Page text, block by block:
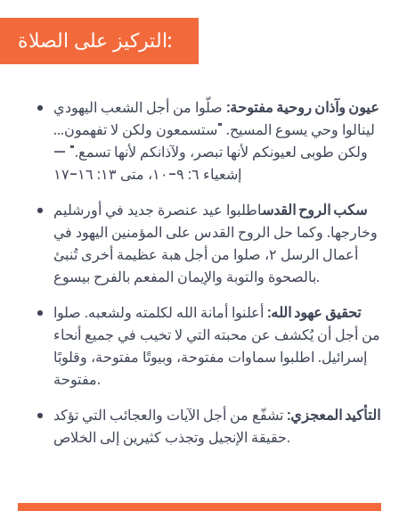
التركيز على الصلاة:
عيون وآذان روحية مفتوحة: صلّوا من أجل الشعب اليهودي
لينالوا وحي يسوع المسيح. "ستسمعون ولكن لا تفهمون...
ولكن طوبى لعيونكم لأنها تبصر، ولآذانكم لأنها تسمع." —
إشعياء ٦: ٩-١٠، متى ١٣: ١٦-١٧
سكب الروح القدساطلبوا عيد عنصرة جديد في أورشليم
وخارجها. وكما حل الروح القدس على المؤمنين اليهود في
أعمال الرسل ٢، صلوا من أجل هبة عظيمة أخرى تُنبئ
بالصحوة والتوبة والإيمان المفعم بالفرح بيسوع.
تحقيق عهود الله: أعلنوا أمانة الله لكلمته ولشعبه. صلوا
من أجل أن يُكشف عن محبته التي لا تخيب في جميع أنحاء
إسرائيل. اطلبوا سماوات مفتوحة، وبيوتًا مفتوحة، وقلوبًا
مفتوحة.
التأكيد المعجزي: تشفّع من أجل الآيات والعجائب التي تؤكد
حقيقة الإنجيل وتجذب كثيرين إلى الخلاص.